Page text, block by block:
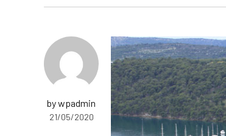
by wpadmin
21/05/2020